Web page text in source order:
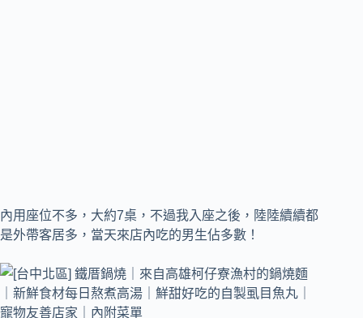
內用座位不多，大約7桌，不過我入座之後，陸陸續續都
是外帶客居多，當天來店內吃的男生佔多數！